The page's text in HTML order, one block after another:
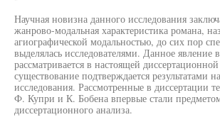
Научная новизна данного исследования
жанрово-модальная характеристика романа,
агиографической модальностью, до сих пор
выделялась исследователями. Данное явление
рассматривается в настоящей
существование подтверждается результатами
исследования. Рассмотренные в диссертации
Ф. Купри и К. Бобена впервые стали
диссертационного анализа.